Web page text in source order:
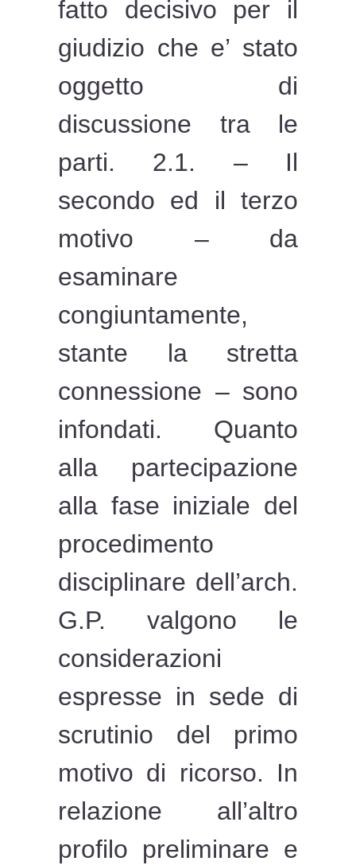
fatto decisivo per il
giudizio che e’ stato
oggetto di
discussione tra le
parti. 2.1. – Il
secondo ed il terzo
motivo – da
esaminare
congiuntamente,
stante la stretta
connessione – sono
infondati. Quanto
alla partecipazione
alla fase iniziale del
procedimento
disciplinare dell’arch.
G.P. valgono le
considerazioni
espresse in sede di
scrutinio del primo
motivo di ricorso. In
relazione all’altro
profilo preliminare e